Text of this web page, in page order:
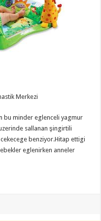
Merkezi
bu minder eglenceli yagmur
sallanan şingirtili
benziyor.Hitap ettigi
eglenirken anneler